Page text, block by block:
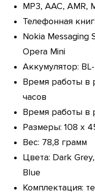
MP3, AAC, AMR,
Телефонная
Nokia Messaging
Opera Mini
Аккумулятор:
Время работы в
часов
Время работы в
Размеры: 108 x
Вес: 78,8 грамм
Цвета: Dark
Blue
Комплектация: